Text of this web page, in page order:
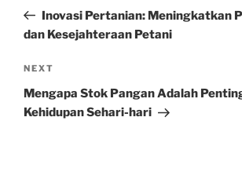
PostInovasi Pertanian: Meningkatkan
dan Kesejahteraan Petani
Next
Post
NEXT
Mengapa Stok Pangan Adalah
Kehidupan Sehari-hari